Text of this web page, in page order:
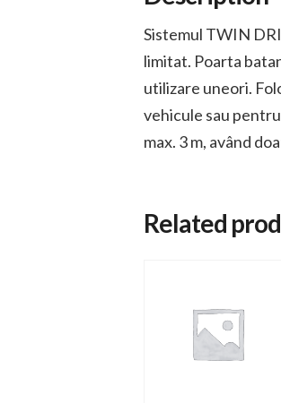
Sistemul TWIN
limitat. Poarta
utilizare uneori.
vehicule sau
max. 3 m, având
Related